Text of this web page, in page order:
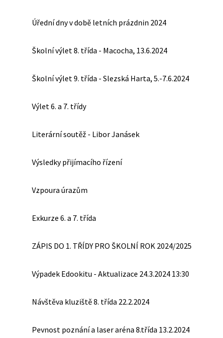
Úřední dny v době letních prázdnin 2024
Školní výlet 8. třída - Macocha, 13.6.2024
Školní výlet 9. třída - Slezská Harta, 5.-7.6.2024
Výlet 6. a 7. třídy
Literární soutěž - Libor Janásek
Výsledky přijímacího řízení
Vzpoura úrazům
Exkurze 6. a 7. třída
ZÁPIS DO 1. TŘÍDY PRO ŠKOLNÍ ROK 2024/2025
Výpadek Edookitu - Aktualizace 24.3.2024 13:30
Návštěva kluziště 8. třída 22.2.2024
Pevnost poznání a laser aréna 8.třída 13.2.2024